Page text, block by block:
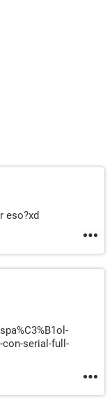
eso?xd
con-serial-full-